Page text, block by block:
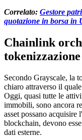
Correlato: Gestore
quotazione in borsa in
Chainlink
tokenizzazione
Secondo Grayscale, la
chiaro attraverso il
Oggi, quasi tutte le
immobili, sono ancora
asset possano
blockchain, devono
dati esterne.